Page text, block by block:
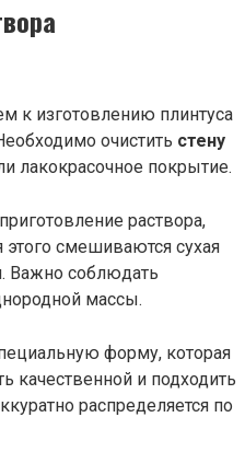
к изготовлению плинтуса
очистить стену
лакокрасочное покрытие.
раствора,
этого смешиваются сухая
Важно соблюдать
массы.
форму, которая
и подходить
распределяется по